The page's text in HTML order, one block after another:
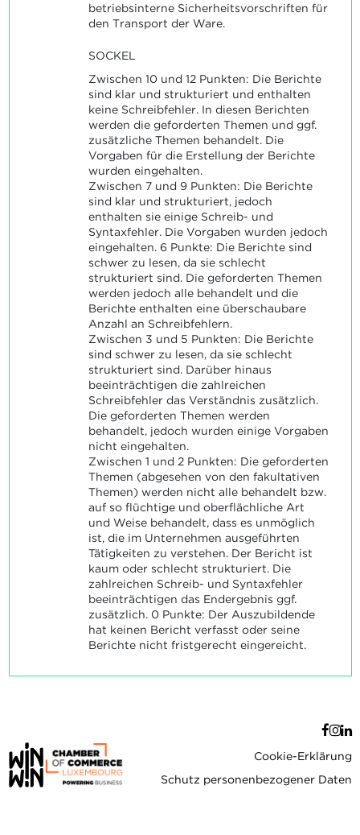
betriebsinterne Sicherheitsvorschriften für
den Transport der Ware.
SOCKEL
Zwischen 10 und 12 Punkten: Die Berichte
sind klar und strukturiert und enthalten
keine Schreibfehler. In diesen Berichten
werden die geforderten Themen und ggf.
zusätzliche Themen behandelt. Die
Vorgaben für die Erstellung der Berichte
wurden eingehalten.
Zwischen 7 und 9 Punkten: Die Berichte
sind klar und strukturiert, jedoch
enthalten sie einige Schreib- und
Syntaxfehler. Die Vorgaben wurden jedoch
eingehalten. 6 Punkte: Die Berichte sind
schwer zu lesen, da sie schlecht
strukturiert sind. Die geforderten Themen
werden jedoch alle behandelt und die
Berichte enthalten eine überschaubare
Anzahl an Schreibfehlern.
Zwischen 3 und 5 Punkten: Die Berichte
sind schwer zu lesen, da sie schlecht
strukturiert sind. Darüber hinaus
beeinträchtigen die zahlreichen
Schreibfehler das Verständnis zusätzlich.
Die geforderten Themen werden
behandelt, jedoch wurden einige Vorgaben
nicht eingehalten.
Zwischen 1 und 2 Punkten: Die geforderten
Themen (abgesehen von den fakultativen
Themen) werden nicht alle behandelt bzw.
auf so flüchtige und oberflächliche Art
und Weise behandelt, dass es unmöglich
ist, die im Unternehmen ausgeführten
Tätigkeiten zu verstehen. Der Bericht ist
kaum oder schlecht strukturiert. Die
zahlreichen Schreib- und Syntaxfehler
beeinträchtigen das Endergebnis ggf.
zusätzlich. 0 Punkte: Der Auszubildende
hat keinen Bericht verfasst oder seine
Berichte nicht fristgerecht eingereicht.
Cookie-Erklärung
Schutz personenbezogener Daten